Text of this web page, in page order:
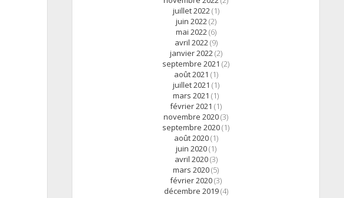
juillet 2022(1)
juin 2022(2)
mai 2022(6)
avril 2022(9)
janvier 2022(2)
septembre 2021 (2)
août 2021 (1)
juillet 2021 (1)
mars 2021 (1)
février 2021 (1)
novembre 2020(3)
septembre 2020(1)
août 2020(1)
juin 2020(1)
avril 2020(3)
mars 2020(5)
février 2020(3)
décembre 2019(4)